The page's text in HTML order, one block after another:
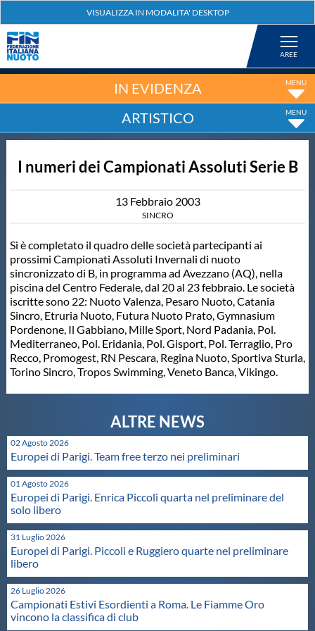
Nuoto
Tuffi
Fondo
Salvamento
Master
Scuole Nuoto
Propaganda
Centri Federali
Area Legislativa
IN EVIDENZA
ARTISTICO
I numeri dei Campionati Assoluti Serie B
13 Febbraio 2003
SINCRO
Si è completato il quadro delle società partecipanti ai
prossimi Campionati Assoluti Invernali di nuoto
sincronizzato di B, in programma ad Avezzano (AQ), nella
piscina del Centro Federale, dal 20 al 23 febbraio. Le società
iscritte sono 22: Nuoto Valenza, Pesaro Nuoto, Catania
Sincro, Etruria Nuoto, Futura Nuoto Prato, Gymnasium
Pordenone, Il Gabbiano, Mille Sport, Nord Padania, Pol.
Mediterraneo, Pol. Eridania, Pol. Gisport, Pol. Terraglio, Pro
Recco, Promogest, RN Pescara, Regina Nuoto, Sportiva Sturla,
Torino Sincro, Tropos Swimming, Veneto Banca, Vikingo.
02 Agosto 2026
Europei di Parigi. Team free terzo nei preliminari
01 Agosto 2026
Europei di Parigi. Enrica Piccoli quarta nel preliminare del
solo libero
31 Luglio 2026
Europei di Parigi. Piccoli e Ruggiero quarte nel preliminare
libero
26 Luglio 2026
Campionati Estivi Esordienti a Roma. Le Fiamme Oro
vincono la classifica di club